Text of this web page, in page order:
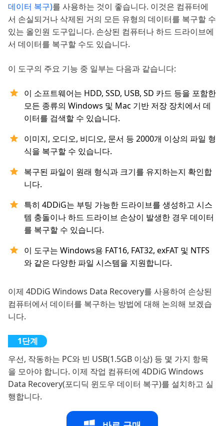
데이터 복구)를 사용하는 것이 좋습니다. 이것은 컴퓨터에
서 손실되거나 삭제된 거의 모든 유형의 데이터를 복구할 수
있는 올인원 도구입니다. 손상된 컴퓨터나 하드 드라이브에
서 데이터를 복구할 수도 있습니다.
이 도구의 주요 기능 중 일부는 다음과 같습니다:
이 소프트웨어는 HDD, SSD, USB, SD 카드 등을 포함한
모든 종류의 Windows 및 Mac 기반 저장 장치에서 데
이터를 검색할 수 있습니다.
이미지, 오디오, 비디오, 문서 등 2000개 이상의 파일 형
식을 복구할 수 있습니다.
복구된 파일이 원래 형식과 크기를 유지하는지 확인합
니다.
특히 4DDiG는 부팅 가능한 드라이브를 생성하고 시스
템 충돌이나 하드 드라이브 손상이 발생한 경우 데이터
를 복구할 수 있습니다.
이 도구는 Windows용 FAT16, FAT32, exFAT 및 NTFS
와 같은 다양한 파일 시스템을 지원합니다.
이제 4DDiG Windows Data Recovery를 사용하여 손상된
컴퓨터에서 데이터를 복구하는 방법에 대해 논의해 보겠습
니다.
우선, 작동하는 PC와 빈 USB(1.5GB 이상) 등 몇 가지 항목
을 모아야 합니다. 이제 작업 컴퓨터에 4DDiG Windows
Data Recovery(포디딕 윈도우 데이터 복구)를 설치하고 실
행합니다.